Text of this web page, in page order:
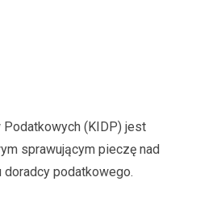
Podatkowych (KIDP) jest
sprawującym pieczę nad
podatkowego.